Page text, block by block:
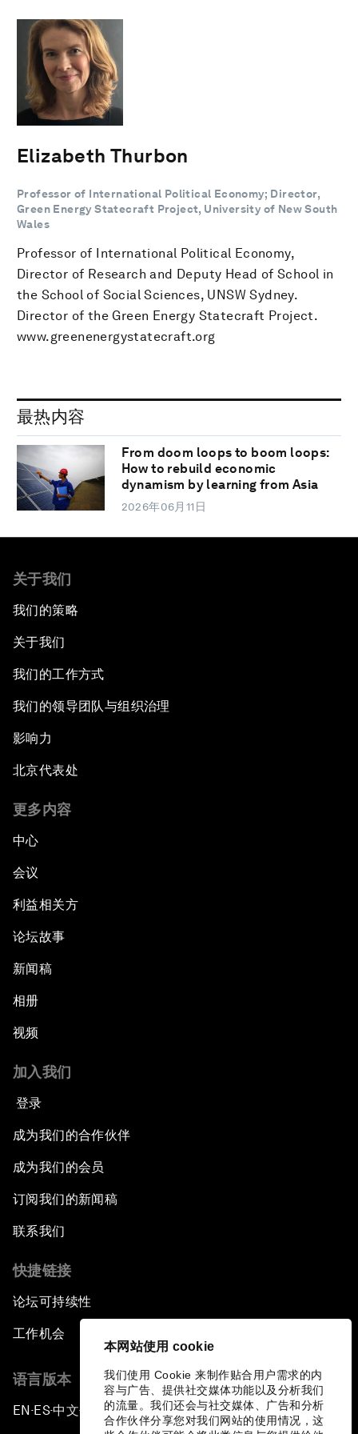
本网站使用 cookie
我们使用 Cookie 来制作贴合用户需求的内
容与广告、提供社交媒体功能以及分析我们
的流量。我们还会与社交媒体、广告和分析
合作伙伴分享您对我们网站的使用情况，这
Elizabeth Thurbon
Professor of International Political Economy; Director,
Green Energy Statecraft Project, University of New South
Wales
Professor of International Political Economy,
Director of Research and Deputy Head of School in
the School of Social Sciences, UNSW Sydney.
Director of the Green Energy Statecraft Project.
www.greenenergystatecraft.org
最热内容
From doom loops to boom loops:
How to rebuild economic
dynamism by learning from Asia
2026年06月11日
关于我们
我们的策略
关于我们
我们的工作方式
我们的领导团队与组织治理
影响力
北京代表处
更多内容
中心
会议
利益相关方
论坛故事
新闻稿
相册
视频
加入我们
登录
成为我们的合作伙伴
成为我们的会员
订阅我们的新闻稿
联系我们
快捷链接
论坛可持续性
工作机会
语言版本
EN ▪ ES▪中文▪ 日本語